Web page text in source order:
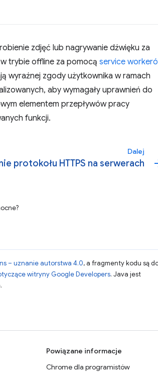
zdjęć lub nagrywanie dźwięku za
trybie offline za pomocą service
wyraźnej zgody użytkownika w ramach
aby wymagały uprawnień do
elementem przepływów pracy
funkcji.
Dalej
protokołu HTTPS na serwerach
– uznanie autorstwa 4.0, a fragmenty kodu są
witryny Google Developers. Java jest
Powiązane informacje
Chrome dla programistów